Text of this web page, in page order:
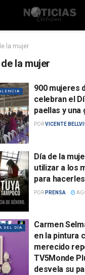
la mujer
la mujer
900 mujeres
celebran el
paellas y
PORVICENTE
Día de la
utilizar a los
para
POR PRENSA
DEL DÍA
Carmen
en la pintura
merecido
TV5Monde
desvela su